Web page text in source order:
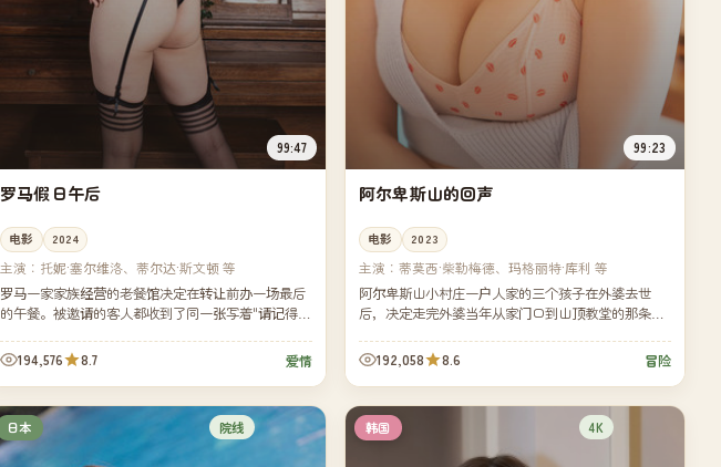
99:47
罗马假日午后
电影 2024
主演： 托妮·塞尔维洛、蒂尔达·斯文顿 等
罗马一家家族经营的老餐馆决定在转让前办一场最后
的午餐。被邀请的客人都收到了同一张写着"请记得
194,576 8.7 爱情
99:23
阿尔卑斯山的回声
电影 2023
主演：蒂莫西·柴勒梅德、玛格丽特·库利 等
阿尔卑斯山小村庄一户人家的三个孩子在外婆去世
后，决定走完外婆当年从家门口到山顶教堂的那条朝
192,058 8.6 冒险
日本 院线 韩国 4K